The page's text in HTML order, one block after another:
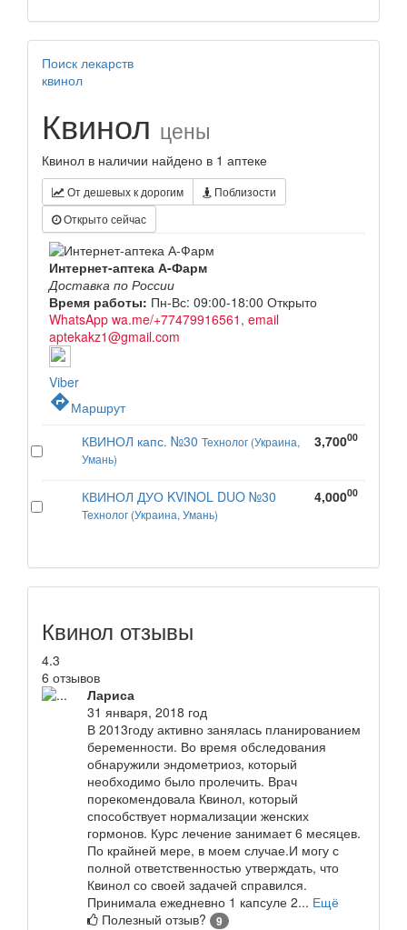
Поиск лекарств
квинол
Квинол цены
Квинол в наличии найдено в 1 аптеке
От дешевых к дорогим
Поблизости
Открыто сейчас
Интернет-аптека А-Фарм
Доставка по России
Время работы: Пн-Вс: 09:00-18:00 Открыто
WhatsApp wa.me/+77479916561, email
aptekakz1@gmail.com
Viber
directionsМаршрут
КВИНОЛ капс. №30 Технолог (Украина,
Умань)
3,70000
КВИНОЛ ДУО KVINOL DUO №30
Технолог (Украина, Умань)
4,00000
Квинол отзывы
4.3
6 отзывов
Лариса
31 января, 2018 год
В 2013году активно занялась планированием
беременности. Во время обследования
обнаружили эндометриоз, который
необходимо было пролечить. Врач
порекомендовала Квинол, который
способствует нормализации женских
гормонов. Курс лечение занимает 6 месяцев.
По крайней мере, в моем случае.И могу с
полной ответственностью утверждать, что
Квинол со своей задачей справился.
Принимала ежедневно 1 капсуле 2... Ещё
Полезный отзыв?
9